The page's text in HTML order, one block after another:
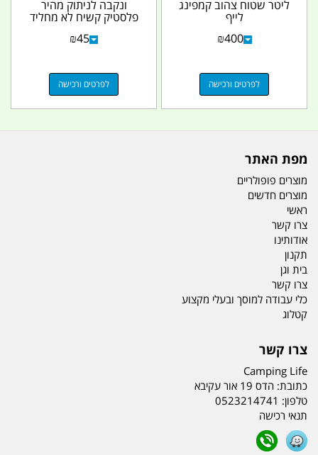
ליטר שטוח צהוב קמפינג
לייף
₪400
לפרטים ורכישה
ונקבה לניתוק מהיר
פלסטיק קשיח לא מחליד
קמפינג לייף
₪45
לפרטים ורכישה
מפת האתר
מוצרים פופולריים
מוצרים חדשים
ראשי
צרו קשר
אודותינו
תקנון
בית וגן
צרו קשר
כלי עבודה למוסך ובעלי מקצוע
קטלוג
צרו קשר
Camping Life
כתובת: הדס 19 אור עקיבא
טלפון: 0523214741
תנאי רכישה